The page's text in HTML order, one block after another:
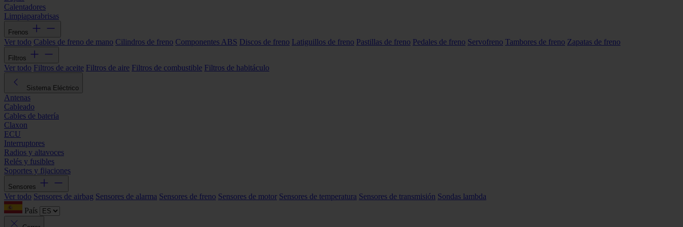
Calentadores
Limpiaparabrisas
Frenos
Ver todo Cables de freno de mano Cilindros de freno Componentes ABS Discos de freno Latiguillos de freno Pastillas de freno Pedales de freno Servofreno Tambores de freno Zapatas de freno
Filtros
Ver todo Filtros de aceite Filtros de aire Filtros de combustible Filtros de habitáculo
Sistema Eléctrico
Antenas
Cableado
Cables de batería
Claxon
ECU
Interruptores
Radios y altavoces
Relés y fusibles
Soportes y fijaciones
Sensores
Ver todo Sensores de airbag Sensores de alarma Sensores de freno Sensores de motor Sensores de temperatura Sensores de transmisión Sondas lambda
País